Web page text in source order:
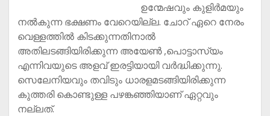
ഉന്മേഷവും കുളിര്‍മയും
നല്‍കുന്ന ഭക്ഷണം വേറെയില്ല. ചോറ് ഏറെ നേരം
വെള്ളത്തില്‍ കിടക്കുന്നതിനാല്‍
അതിലടങ്ങിയിരിക്കുന്ന അയേണ്‍ ,പൊട്ടാസ്യം
എന്നിവയുടെ അളവ് ഇരട്ടിയായി വര്‍ദ്ധിക്കുന്നു.
സെലേനിയവും തവിടും ധാരളമടങ്ങിയിരിക്കുന്ന
കുത്തരി കൊണ്ടുള്ള പഴങ്കഞ്ഞിയാണ് ഏറ്റവും
നല്ലത്.